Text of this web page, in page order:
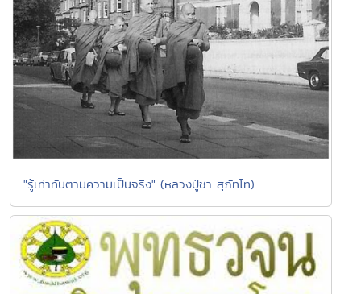
"รู้เท่าทันตามความเป็นจริง" (หลวงปู่ชา สุภัทโท)